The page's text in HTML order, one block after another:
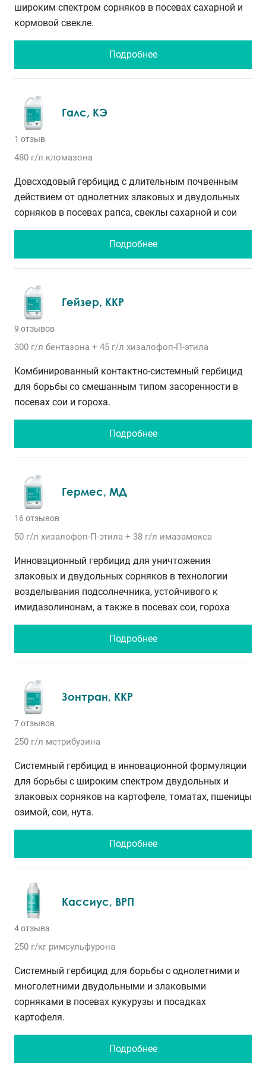
широким спектром сорняков в посевах сахарной и
кормовой свекле.
Подробнее
Галс, КЭ
1 отзыв
480 г/л кломазона
Довсходовый гербицид с длительным почвенным
действием от однолетних злаковых и двудольных
сорняков в посевах рапса, свеклы сахарной и сои
Подробнее
Гейзер, ККР
9 отзывов
300 г/л бентазона + 45 г/л хизалофоп-П-этила
Комбинированный контактно-системный гербицид
для борьбы со смешанным типом засоренности в
посевах сои и гороха.
Подробнее
Гермес, МД
16 отзывов
50 г/л хизалофоп-П-этила + 38 г/л имазамокса
Инновационный гербицид для уничтожения
злаковых и двудольных сорняков в технологии
возделывания подсолнечника, устойчивого к
имидазолинонам, а также в посевах сои, гороха
Подробнее
Зонтран, ККР
7 отзывов
250 г/л метрибузина
Системный гербицид в инновационной формуляции
для борьбы с широким спектром двудольных и
злаковых сорняков на картофеле, томатах, пшеницы
озимой, сои, нута.
Подробнее
Кассиус, ВРП
4 отзыва
250 г/кг римсульфурона
Системный гербицид для борьбы с однолетними и
многолетними двудольными и злаковыми
сорняками в посевах кукурузы и посадках
картофеля.
Подробнее